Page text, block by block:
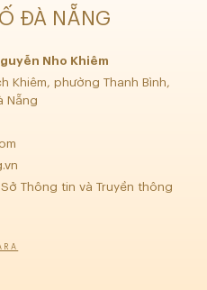
ĐÀ NẴNG
Nho Khiêm
Khiêm, phường Thanh Bình,
Nẵng
Thông tin và Truyền thông